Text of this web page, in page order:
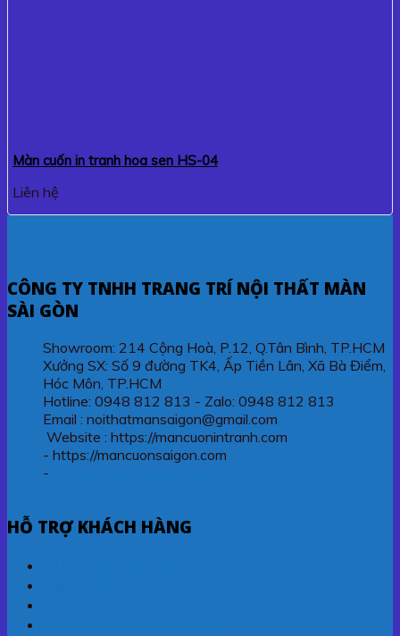
Màn cuốn in tranh hoa sen HS-04
Liên hệ
CÔNG TY TNHH TRANG TRÍ NỘI THẤT MÀN
SÀI GÒN
Showroom: 214 Cộng Hoà, P.12, Q.Tân Bình, TP.HCM
Xưởng SX: Số 9 đường TK4, Ấp Tiền Lân, Xã Bà Điểm,
Hóc Môn, TP.HCM
Hotline: 0948 812 813 - Zalo: 0948 812 813
Email : noithatmansaigon@gmail.com
Website : https://mancuonintranh.com
- https://mancuonsaigon.com
-
HỖ TRỢ KHÁCH HÀNG